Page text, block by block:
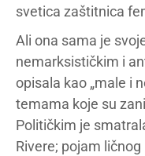
svetica zaštitnica
Ali ona sama je
nemarksističkim i
opisala kao „male i
temama koje su
Političkim je
Rivere; pojam